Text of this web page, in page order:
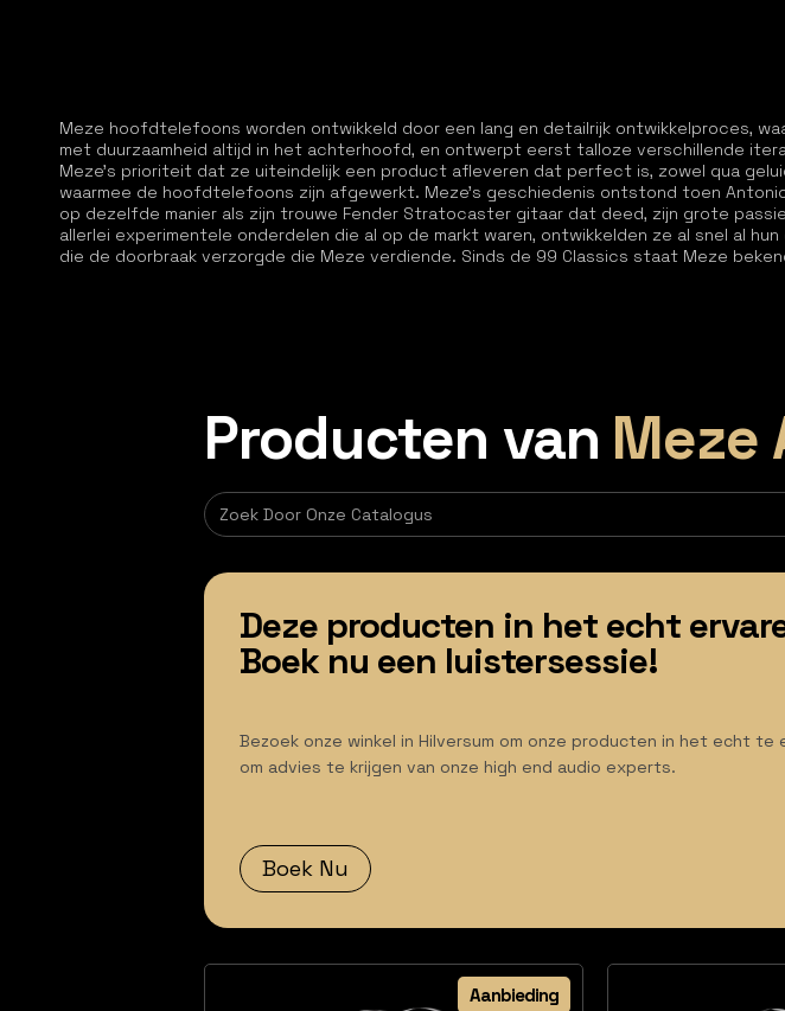
Meze hoofdtelefoons worden ontwikkeld door een lang en detailrijk ontwikkelproces,
met duurzaamheid altijd in het achterhoofd, en ontwerpt eerst talloze verschillende
Meze’s prioriteit dat ze uiteindelijk een product afleveren dat perfect is, zowel qua
waarmee de hoofdtelefoons zijn afgewerkt. Meze’s geschiedenis ontstond toen
op dezelfde manier als zijn trouwe Fender Stratocaster gitaar dat deed, zijn grote
allerlei experimentele onderdelen die al op de markt waren, ontwikkelden ze al snel al
die de doorbraak verzorgde die Meze verdiende. Sinds de 99 Classics staat Meze
Producten van Meze
Deze producten in het echt
Boek nu een luistersessie!
Bezoek onze winkel in Hilversum om onze producten in het echt te
om advies te krijgen van onze high end audio experts.
Boek Nu
Aanbieding